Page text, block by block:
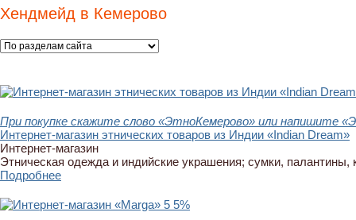
Хендмейд в Кемерово
При покупке скажите слово «ЭтноКемерово» или напишите
Интернет-магазин этнических товаров из Индии «Indian Dream»
Интернет-магазин
Этническая одежда и индийские украшения; сумки, палантины,
Подробнее
5 5%